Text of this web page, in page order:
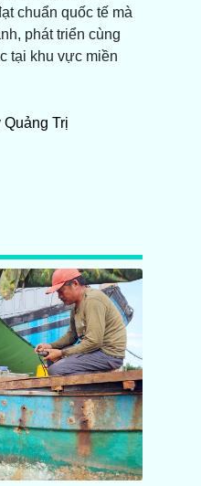
chuẩn quốc tế mà
phát triển cùng
tại khu vực miền
Trị